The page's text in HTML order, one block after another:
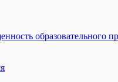
образовательного